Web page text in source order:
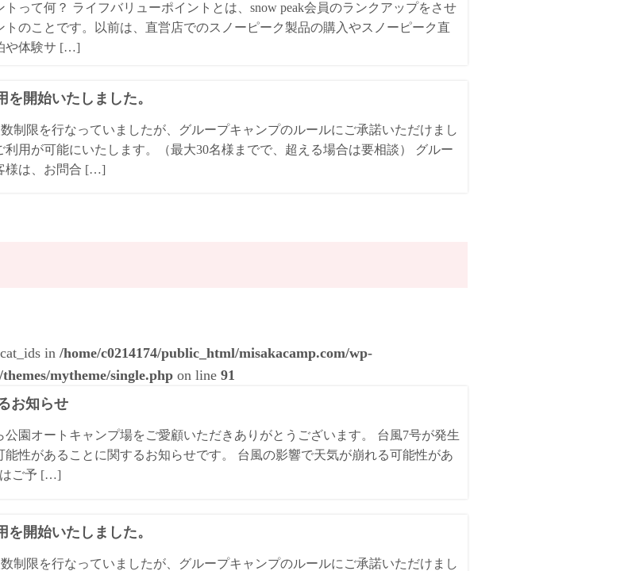
って何？ ライフバリューポイントとは、snow peak会員のランクアップをさせ
トのことです。以前は、直営店でのスノーピーク製品の購入やスノーピーク直
や体験サ […]
開始いたしました。
制限を行なっていましたが、グループキャンプのルールにご承諾いただけまし
利用が可能にいたします。（最大30名様までで、超える場合は要相談） グルー
様は、お問合 […]
in /home/c0214174/public_html/misakacamp.com/wp-
mytheme/single.phpon line 91
お知らせ
公園オートキャンプ場をご愛顧いただきありがとうございます。 台風7号が発生
能性があることに関するお知らせです。 台風の影響で天気が崩れる可能性があ
はご予 […]
開始いたしました。
制限を行なっていましたが、グループキャンプのルールにご承諾いただけまし